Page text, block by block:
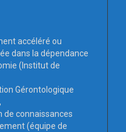
accéléré ou
dans la dépendance
(Institut de
Gérontologique
de connaissances
(équipe de